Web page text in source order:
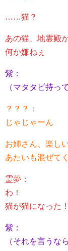
……猫？
あの猫、地霊殿
何か嫌ねぇ
紫：
（マタタビ持っ
？？？：
じゃじゃーん
お姉さん、楽し
あたいも混ぜて
霊夢：
わ！
猫が猫になった！
紫：
（それを言うな